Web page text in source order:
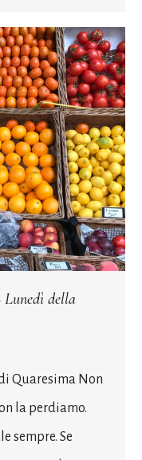
Lunedì della
Quaresima Non
la perdiamo.
sempre. Se